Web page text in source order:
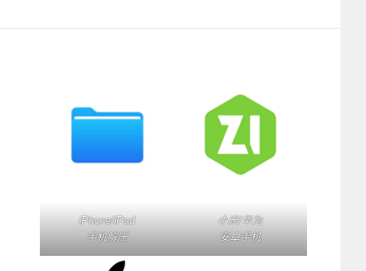
iPhone/iPad
手机解压
小米/华为
安卓手机